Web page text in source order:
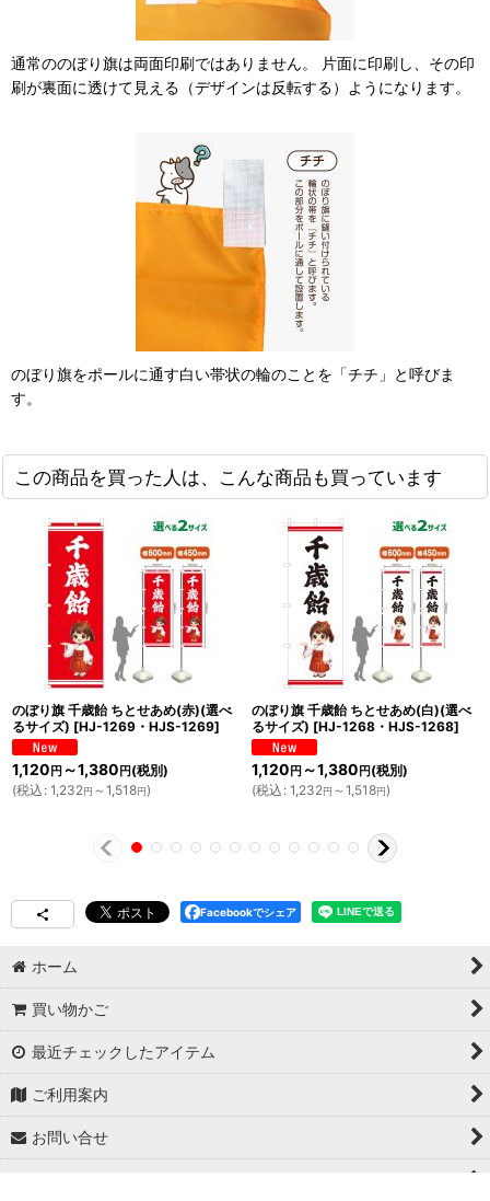
通常ののぼり旗は両面印刷ではありません。 片面に印刷し、その印
刷が裏面に透けて見える（デザインは反転する）ようになります。
のぼり旗をポールに通す白い帯状の輪のことを「チチ」と呼びま
す。
この商品を買った人は、こんな商品も買っています
のぼり旗 千歳飴 ちとせあめ(赤)(選べ
るサイズ) [HJ-1269・HJS-1269]
1,120 円 ～1,380 円 (税別)
(税込 : 1,232円 ～1,518円)
のぼり旗 千歳飴 ちとせあめ(白)(選べ
るサイズ) [HJ-1268・HJS-1268]
1,120 円 ～1,380 円 (税別)
(税込 : 1,232円 ～1,518円)
Facebookでシェア
ホーム
買い物かご
最近チェックしたアイテム
ご利用案内
お問い合せ